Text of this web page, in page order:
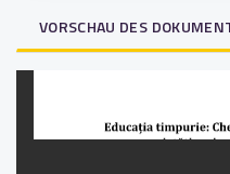
VORSCHAU DES